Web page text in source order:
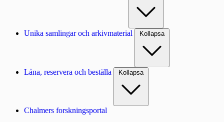
Unika samlingar och arkivmaterial Kollapsa
Låna, reservera och beställa Kollapsa
Chalmers forskningsportal